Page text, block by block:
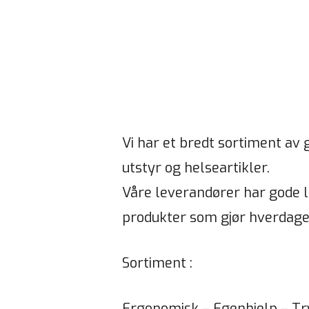
Vi har et bredt sortiment av
utstyr og helseartikler.
Våre leverandører har gode
produkter som gjør
Sortiment :